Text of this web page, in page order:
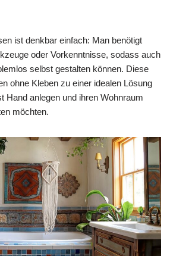
ist denkbar einfach: Man benötigt
oder Vorkenntnisse, sodass auch
selbst gestalten können. Diese
ohne Kleben zu einer idealen Lösung
Hand anlegen und ihren Wohnraum
möchten.